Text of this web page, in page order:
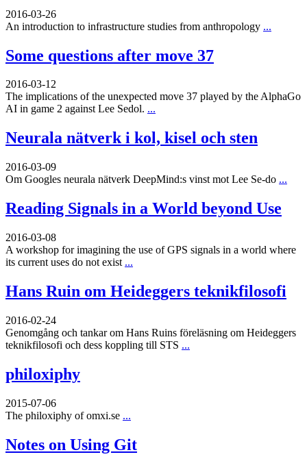
2016-03-26
An introduction to infrastructure studies from anthropology ...
Some questions after move 37
2016-03-12
The implications of the unexpected move 37 played by the AlphaGo
AI in game 2 against Lee Sedol. ...
Neurala nätverk i kol, kisel och sten
2016-03-09
Om Googles neurala nätverk DeepMind:s vinst mot Lee Se-do ...
Reading Signals in a World beyond Use
2016-03-08
A workshop for imagining the use of GPS signals in a world where
its current uses do not exist ...
Hans Ruin om Heideggers teknikfilosofi
2016-02-24
Genomgång och tankar om Hans Ruins föreläsning om Heideggers
teknikfilosofi och dess koppling till STS ...
philoxiphy
2015-07-06
The philoxiphy of omxi.se ...
Notes on Using Git